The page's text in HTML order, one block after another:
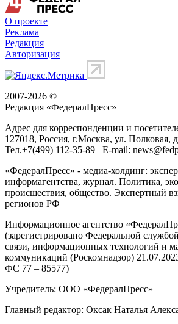
О проекте
Реклама
Редакция
Авторизация
2007-2026 ©
Редакция «ФедералПресс»
Адрес для корреспонденции и
127018, Россия, г.Москва, ул. Полковая,
Тел.+7(499) 112-35-89 E-mail:
«ФедералПресс» - медиа-холдинг:
информагентства, журнал. Политика,
происшествия, общество. Экспертный
регионов РФ
Информационное агентство
(зарегистрировано Федеральной
связи, информационных технологий и
коммуникаций (Роскомнадзор)
ФС 77 – 85577)
Учредитель: ООО «ФедералПресс»
Главный редактор: Оксак Наталья